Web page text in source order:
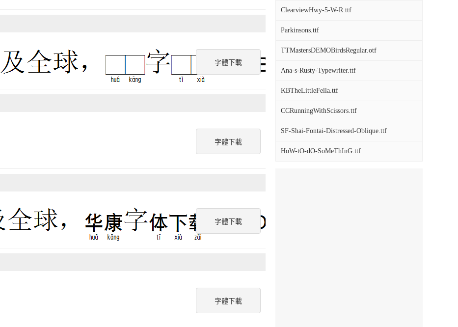
ClearviewHwy-5-W-R.ttf
Parkinsons.ttf
TTMastersDEMOBirdsRegular.otf
Ana-s-Rusty-Typewriter.ttf
KBTheLittleFella.ttf
CCRunningWithScissors.ttf
SF-Shai-Fontai-Distressed-Oblique.ttf
HoW-tO-dO-SoMeThInG.ttf
字體下載
字體下載
字體下載
字體下載